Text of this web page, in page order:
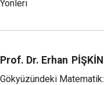
Yönleri
Prof. Dr. Erhan PİŞKİN
Gökyüzündeki Matematik: